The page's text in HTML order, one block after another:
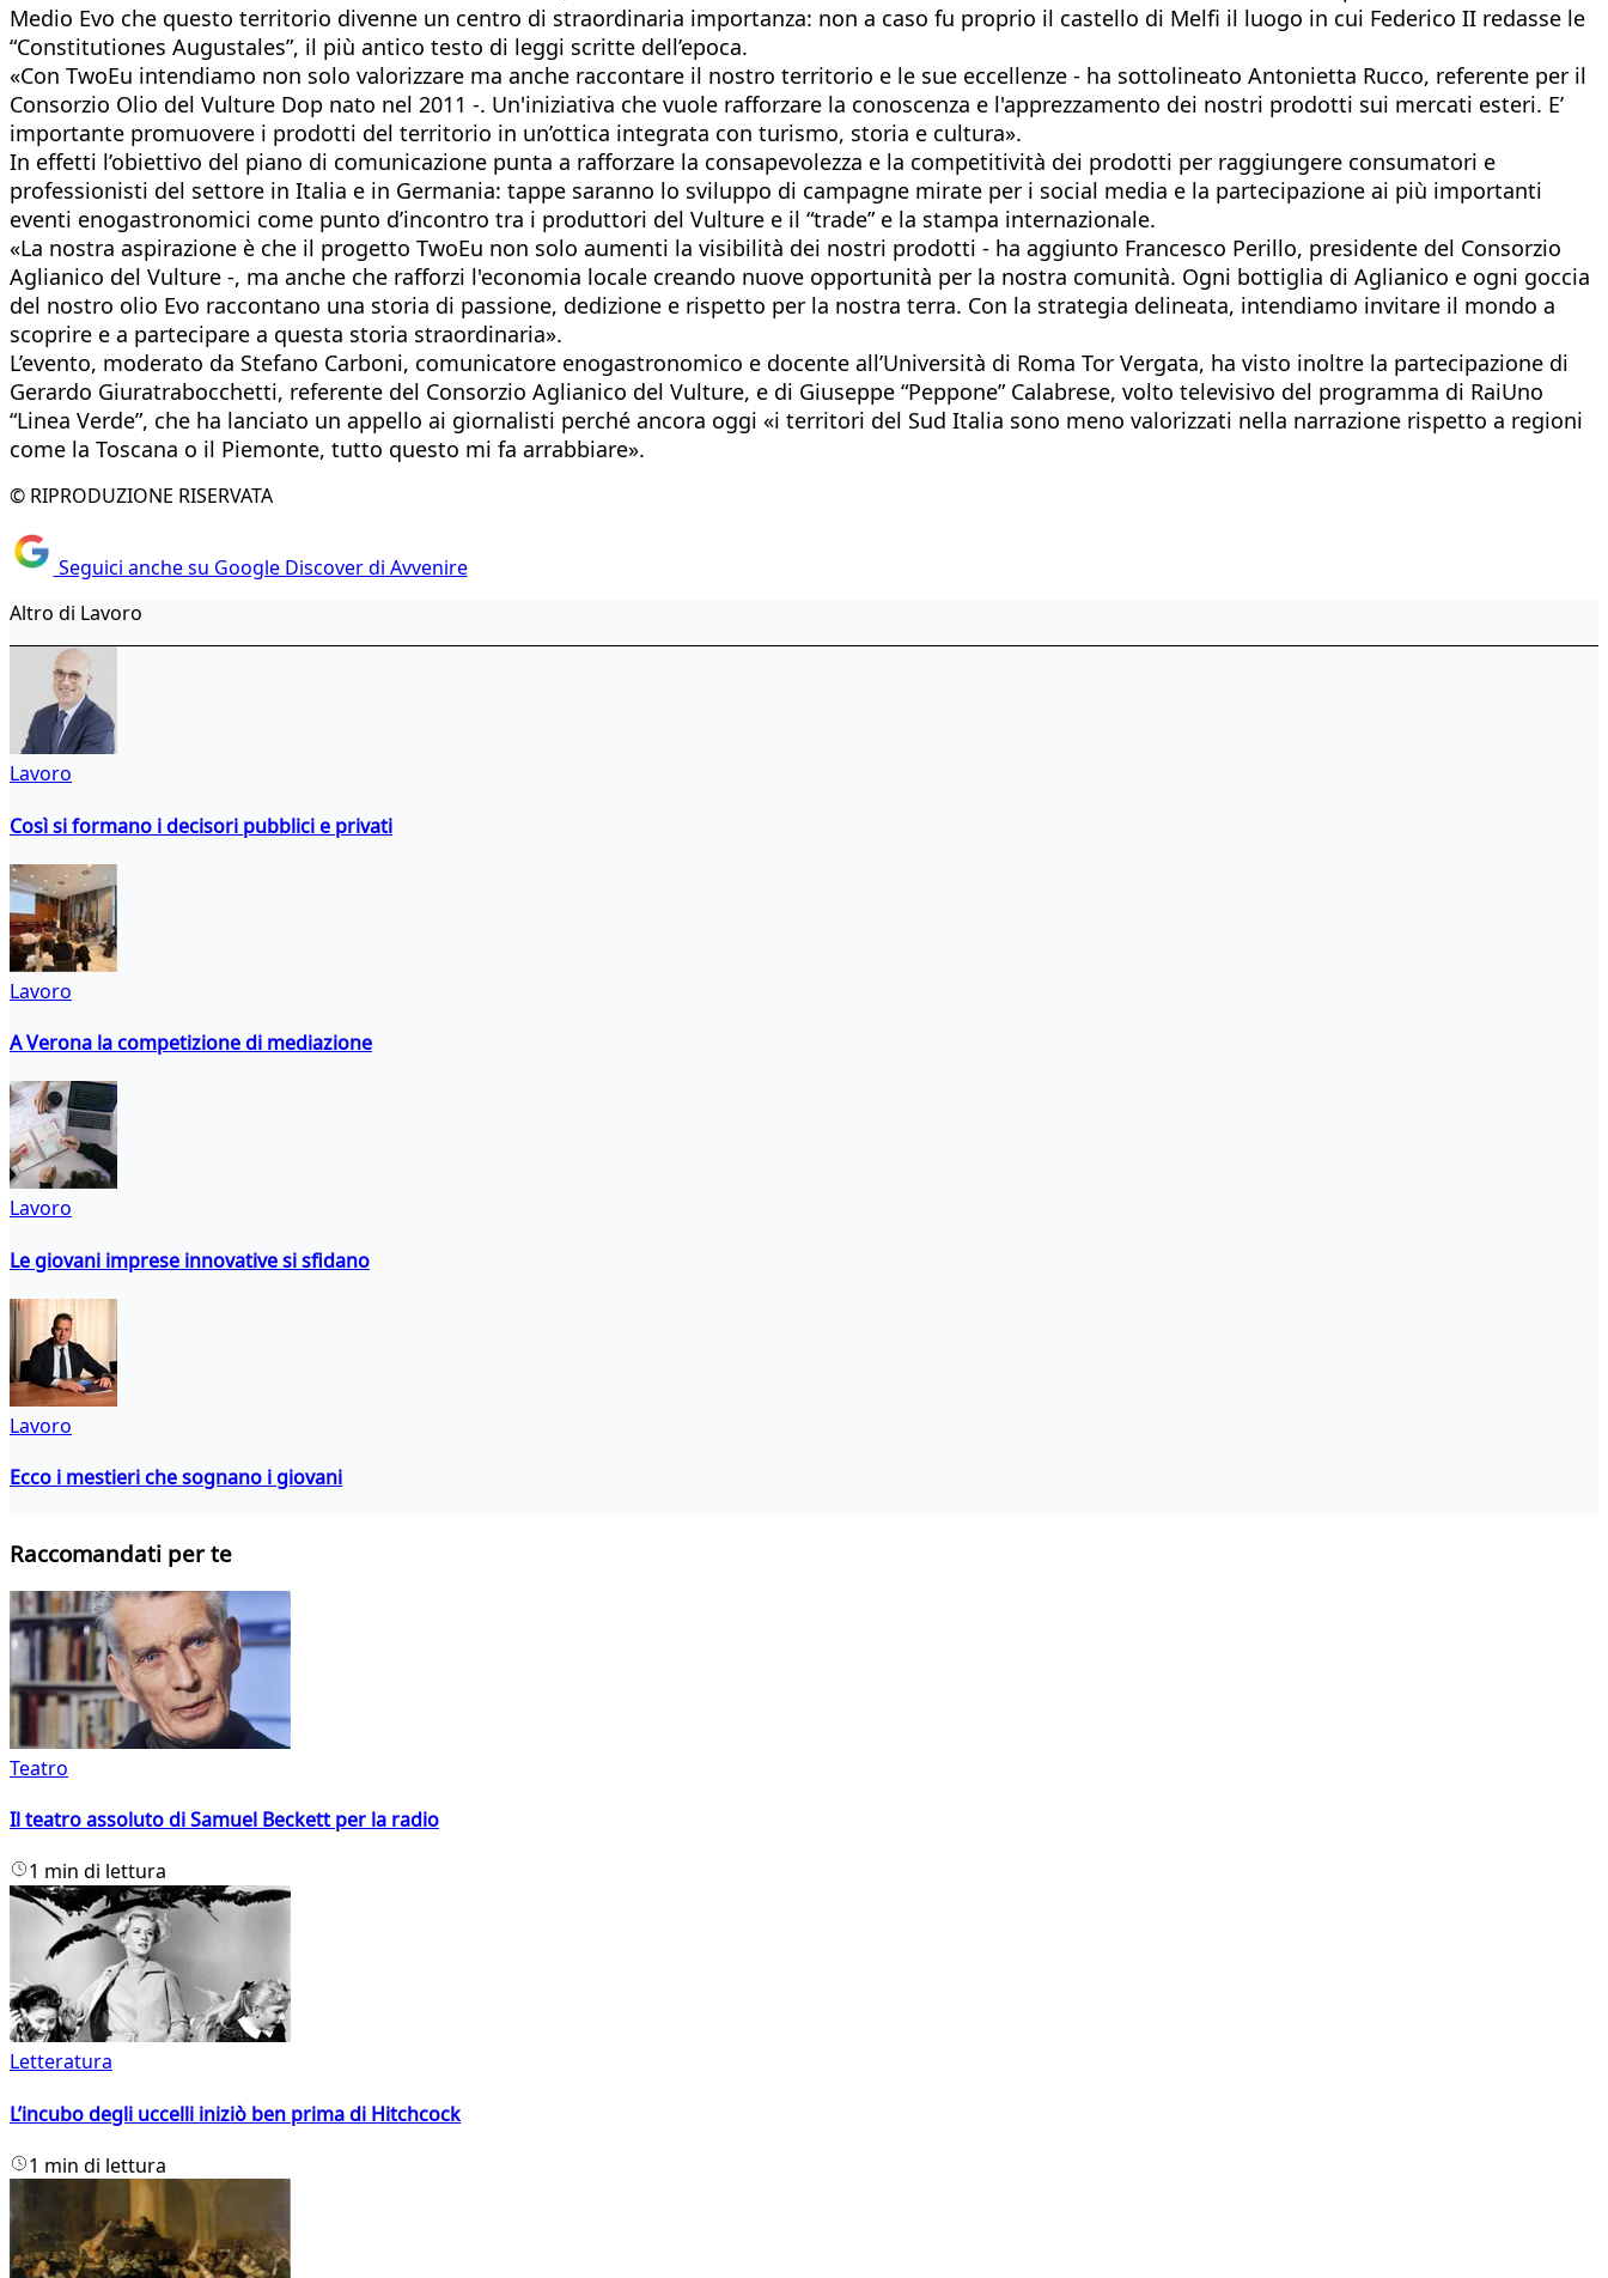
Medio Evo che questo territorio divenne un centro di straordinaria importanza: non a caso fu proprio il castello di Melfi il luogo in cui Federico II redasse le
“Constitutiones Augustales”, il più antico testo di leggi scritte dell’epoca.
«Con TwoEu intendiamo non solo valorizzare ma anche raccontare il nostro territorio e le sue eccellenze - ha sottolineato Antonietta Rucco, referente per il
Consorzio Olio del Vulture Dop nato nel 2011 -. Un'iniziativa che vuole rafforzare la conoscenza e l'apprezzamento dei nostri prodotti sui mercati esteri. E’
importante promuovere i prodotti del territorio in un’ottica integrata con turismo, storia e cultura».
In effetti l’obiettivo del piano di comunicazione punta a rafforzare la consapevolezza e la competitività dei prodotti per raggiungere consumatori e
professionisti del settore in Italia e in Germania: tappe saranno lo sviluppo di campagne mirate per i social media e la partecipazione ai più importanti
eventi enogastronomici come punto d’incontro tra i produttori del Vulture e il “trade” e la stampa internazionale.
«La nostra aspirazione è che il progetto TwoEu non solo aumenti la visibilità dei nostri prodotti - ha aggiunto Francesco Perillo, presidente del Consorzio
Aglianico del Vulture -, ma anche che rafforzi l'economia locale creando nuove opportunità per la nostra comunità. Ogni bottiglia di Aglianico e ogni goccia
del nostro olio Evo raccontano una storia di passione, dedizione e rispetto per la nostra terra. Con la strategia delineata, intendiamo invitare il mondo a
scoprire e a partecipare a questa storia straordinaria».
L’evento, moderato da Stefano Carboni, comunicatore enogastronomico e docente all’Università di Roma Tor Vergata, ha visto inoltre la partecipazione di
Gerardo Giuratrabocchetti, referente del Consorzio Aglianico del Vulture, e di Giuseppe “Peppone” Calabrese, volto televisivo del programma di RaiUno
“Linea Verde”, che ha lanciato un appello ai giornalisti perché ancora oggi «i territori del Sud Italia sono meno valorizzati nella narrazione rispetto a regioni
come la Toscana o il Piemonte, tutto questo mi fa arrabbiare».
© RIPRODUZIONE RISERVATA
Seguici anche su Google Discover di Avvenire
Altro di Lavoro
Lavoro
Così si formano i decisori pubblici e privati
Lavoro
A Verona la competizione di mediazione
Lavoro
Le giovani imprese innovative si sfidano
Lavoro
Ecco i mestieri che sognano i giovani
Raccomandati per te
Teatro
Il teatro assoluto di Samuel Beckett per la radio
1 min di lettura
Letteratura
L’incubo degli uccelli iniziò ben prima di Hitchcock
1 min di lettura